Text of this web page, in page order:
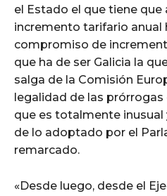
el Estado el que tiene que
incremento tarifario anual
compromiso de
que ha de ser Galicia la
salga de la Comisión
legalidad de las prórrogas
que es totalmente
de lo adoptado por el
remarcado.
«Desde luego, desde el